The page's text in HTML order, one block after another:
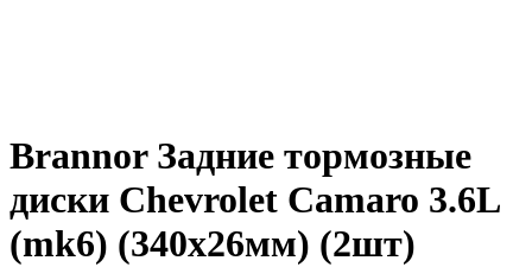
Brannor Задние тормозные
диски Chevrolet Camaro 3.6L
(mk6) (340x26мм) (2шт)